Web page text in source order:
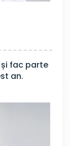
și fac parte
an.